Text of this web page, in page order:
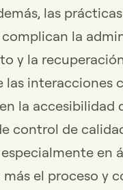
las
la
y la
las interacciones
la accesibilidad
control de
en
el proceso y